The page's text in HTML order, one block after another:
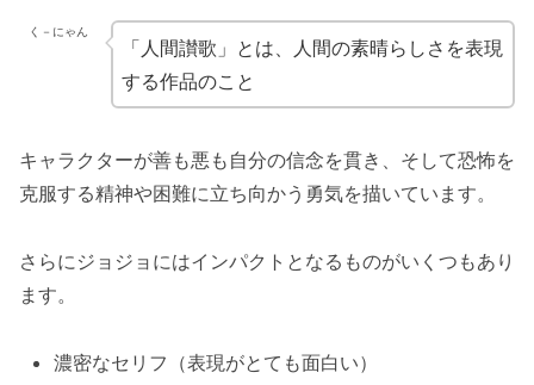
く－にゃん
「人間讃歌」とは、人間の素晴らしさを表現
する作品のこと
キャラクターが善も悪も自分の信念を貫き、そして恐怖を
克服する精神や困難に立ち向かう勇気を描いています。
さらにジョジョにはインパクトとなるものがいくつもあり
ます。
濃密なセリフ（表現がとても面白い）